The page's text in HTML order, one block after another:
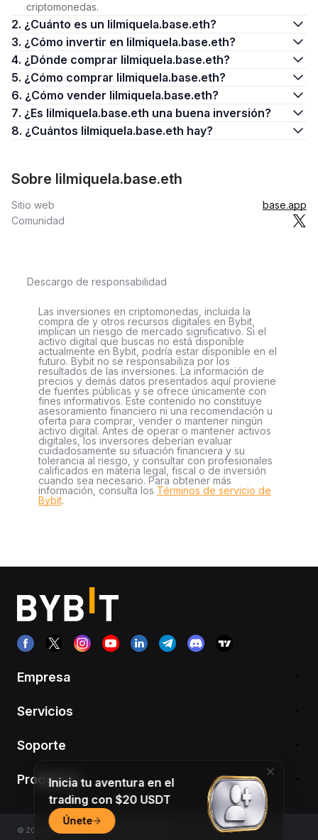
criptomonedas.
2. ¿Cuánto es un lilmiquela.base.eth?
3. ¿Cómo invertir en lilmiquela.base.eth?
4. ¿Dónde comprar lilmiquela.base.eth?
5. ¿Cómo comprar lilmiquela.base.eth?
6. ¿Cómo vender lilmiquela.base.eth?
7. ¿Es lilmiquela.base.eth una buena inversión?
8. ¿Cuántos lilmiquela.base.eth hay?
Sobre lilmiquela.base.eth
Sitio web
base.app
Comunidad
Descargo de responsabilidad
Las inversiones en criptomonedas, incluida la
compra de y otros recursos digitales en Bybit,
implican un riesgo de mercado significativo. Si el
activo digital que buscas no está disponible
actualmente en Bybit, podría estar disponible en el
futuro. Bybit no se responsabiliza por los
resultados de las inversiones. La información de
precios y demás datos presentados aquí proviene
de fuentes públicas y se ofrece únicamente con
fines informativos. Este contenido no constituye
asesoramiento financiero ni una recomendación u
oferta para comprar, vender o mantener ningún
activo digital. Antes de operar o mantener activos
digitales, los inversores deberían evaluar
cuidadosamente su situación financiera y su
tolerancia al riesgo, y consultar con profesionales
calificados en materia legal, fiscal o de inversión
cuando sea necesario. Para obtener más
información, consulta los Términos de servicio de
Bybit.
Empresa
Servicios
Soporte
Productos
© 2018-2026 Bybit.com. All rights reserved.
Inicia tu aventura en el
trading con $20 USDT
Únete